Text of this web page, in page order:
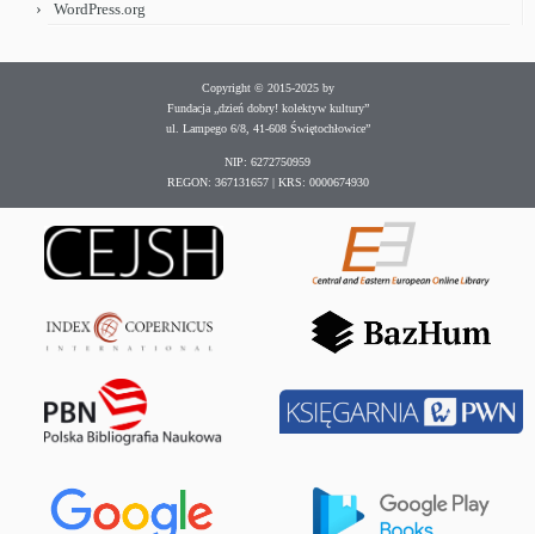
WordPress.org
Copyright © 2015-2025 by
Fundacja „dzień dobry! kolektyw kultury”
ul. Lampego 6/8, 41-608 Świętochłowice”
NIP: 6272750959
REGON: 367131657 | KRS: 0000674930